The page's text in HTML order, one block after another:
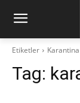
Etiketler Karantina
Tag: